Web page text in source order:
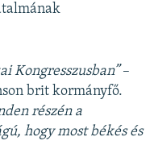
Kongresszusban”–
brit kormányfő.
részén a
hogy most békés és